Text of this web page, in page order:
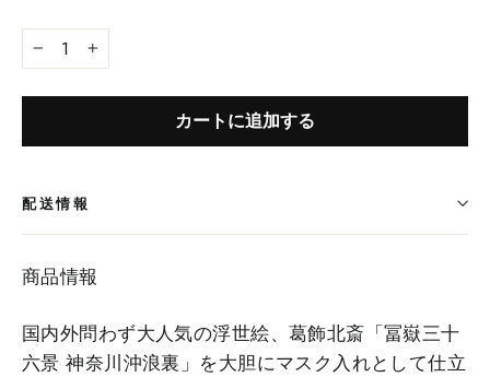
− +
カートに追加する
配送情報
商品情報
国内外問わず大人気の浮世絵、葛飾北斎「冨嶽三十
六景 神奈川沖浪裏」を大胆にマスク入れとして仕立